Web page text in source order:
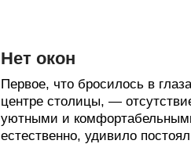
Нет окон
Первое, что бросилось в
центре столицы, —
уютными и
естественно, удивило